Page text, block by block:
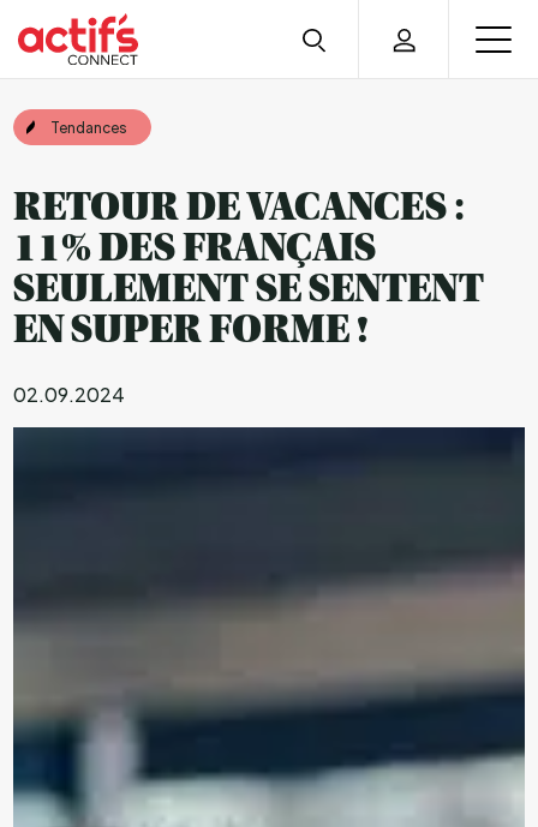
Tendances
RETOUR DE VACANCES :
11% DES FRANÇAIS
SEULEMENT SE SENTENT
EN SUPER FORME !
02.09.2024